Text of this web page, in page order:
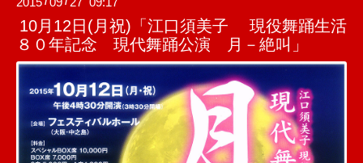
10月12日(月祝)「江口須美子 現役舞踊生活
８０年記念 現代舞踊公演 月－絶叫」